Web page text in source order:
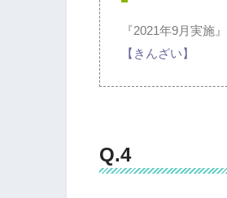
『2021年9月実施』
【きんざい】
Q.4